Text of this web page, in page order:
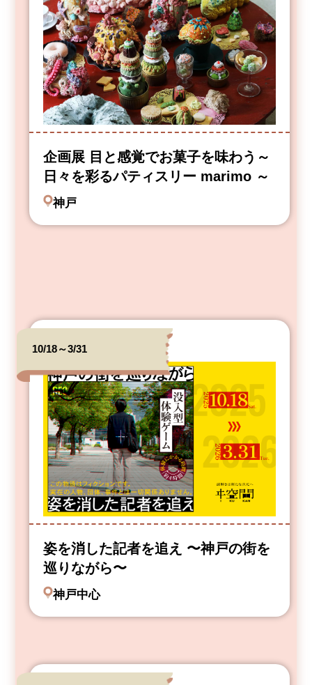
企画展 目と感覚でお菓子を味わう～
日々を彩るパティスリー marimo ～
神戸
10/18～3/31
姿を消した記者を追え 〜神戸の街を
巡りながら〜
神戸中心